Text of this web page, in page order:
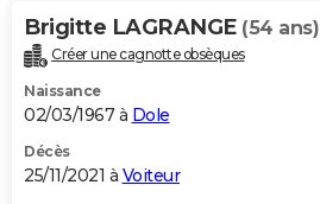
Brigitte LAGRANGE (54 ans)
Créer une cagnotte obsèques
Naissance
02/03/1967 à Dole
Décès
25/11/2021 à Voiteur